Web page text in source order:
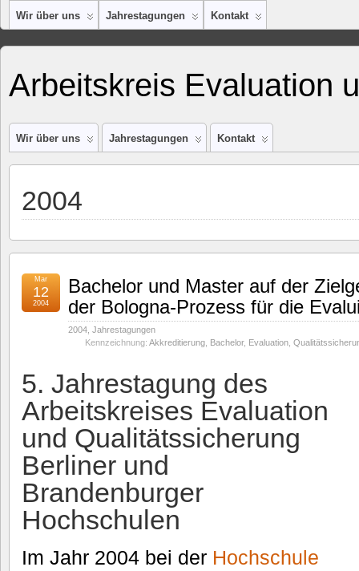
Wir über uns Jahrestagungen Kontakt
Arbeitskreis Evaluation
Wir über uns Jahrestagungen Kontakt
2004
Bachelor und Master auf der
der Bologna-Prozess für die
2004 Jahrestagungen
Kennzeichnung: Akkreditierung Bachelor, Evaluation
Mar
12
2004
5. Jahrestagung des
Arbeitskreises Evaluation
und Qualitätssicherung
Berliner und
Brandenburger
Hochschulen
Im Jahr 2004 bei der Hochschule